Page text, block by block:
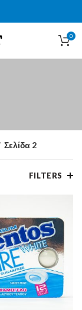
0
Σελίδα 2
FILTERS